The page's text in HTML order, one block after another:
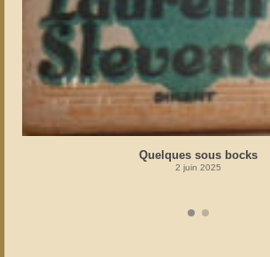
Quelques sous bocks
2 juin 2025